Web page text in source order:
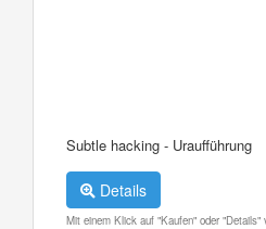
Subtle hacking - Uraufführung
Details
Mit einem Klick auf "Kaufen" oder